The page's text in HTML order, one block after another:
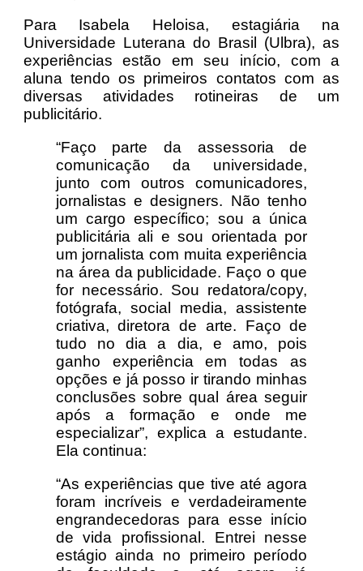
Para Isabela Heloisa, estagiária na
Universidade Luterana do Brasil (Ulbra), as
experiências estão em seu início, com a
aluna tendo os primeiros contatos com as
diversas atividades rotineiras de um
publicitário.
“Faço parte da assessoria de
comunicação da universidade,
junto com outros comunicadores,
jornalistas e designers. Não tenho
um cargo específico; sou a única
publicitária ali e sou orientada por
um jornalista com muita experiência
na área da publicidade. Faço o que
for necessário. Sou redatora/copy,
fotógrafa, social media, assistente
criativa, diretora de arte. Faço de
tudo no dia a dia, e amo, pois
ganho experiência em todas as
opções e já posso ir tirando minhas
conclusões sobre qual área seguir
após a formação e onde me
especializar”, explica a estudante.
Ela continua:
“As experiências que tive até agora
foram incríveis e verdadeiramente
engrandecedoras para esse início
de vida profissional. Entrei nesse
estágio ainda no primeiro período